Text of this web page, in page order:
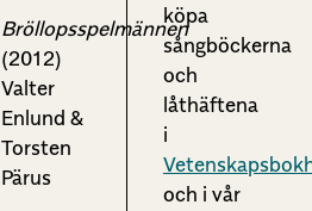
Bröllopsspelmännen
(2012)
Valter
Enlund &
Torsten
Pärus
köpa
sångböckerna
och
låthäftena
i
och i vår